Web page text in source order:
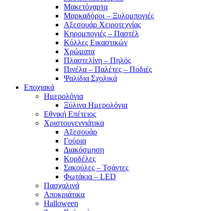
Μακετόχαρτα
Μαρκαδόροι – Ξυλομπογιές
Αξεσουάρ Χειροτεχνίας
Κηρομπογιές – Παστέλ
Κόλλες Εικαστικών
Χρώματα
Πλαστελίνη – Πηλός
Πινέλα – Παλέτες – Ποδιές
Ψαλίδια Σχολικά
Εποχιακά
Ημερολόγια
Ξύλινα Ημερολόγια
Εθνική Επέτειος
Χριστουγεννιάτικα
Αξεσουάρ
Γούρια
Διακόσμηση
Κορδέλες
Σακούλες – Τσάντες
Φωτάκια – LED
Πασχαλινά
Αποκριάτικα
Halloween